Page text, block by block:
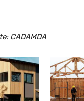
CADAMDA